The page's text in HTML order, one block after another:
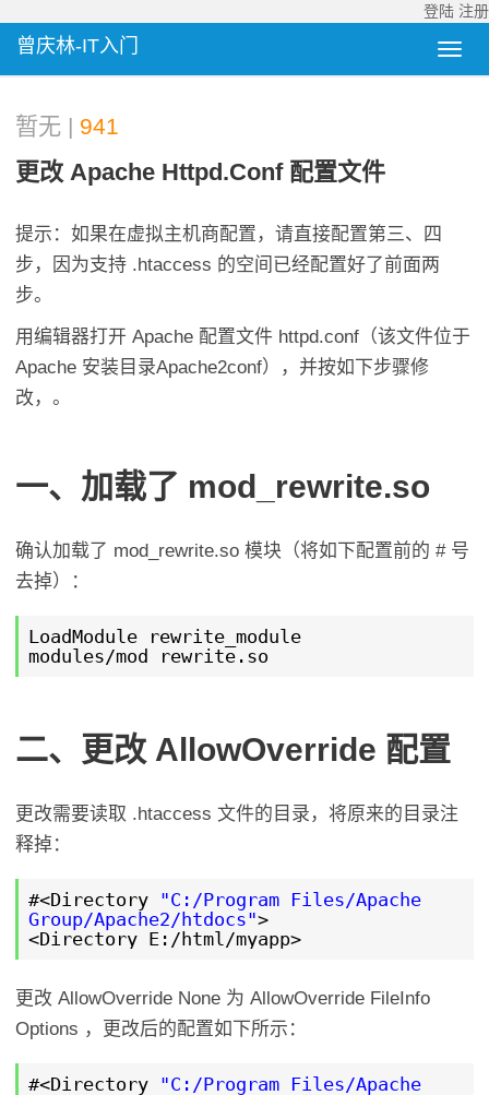
登陆 注册
曾庆林-IT入门
暂无 | 941
更改 Apache Httpd.conf 配置文件
提示：如果在虚拟主机商配置，请直接配置第三、四
步，因为支持 .htaccess 的空间已经配置好了前面两
步。
用编辑器打开 Apache 配置文件 httpd.conf（该文件位于
Apache 安装目录Apache2conf），并按如下步骤修
改，。
一、加载了 mod_rewrite.so
确认加载了 mod_rewrite.so 模块（将如下配置前的 # 号
去掉）：
LoadModule rewrite_module
modules/mod_rewrite.so
二、更改 AllowOverride 配置
更改需要读取 .htaccess 文件的目录，将原来的目录注
释掉：
#<Directory "C:/Program Files/Apache
Group/Apache2/htdocs">
<Directory E:/html/myapp>
更改 AllowOverride None 为 AllowOverride FileInfo
Options ，更改后的配置如下所示：
#<Directory "C:/Program Files/Apache